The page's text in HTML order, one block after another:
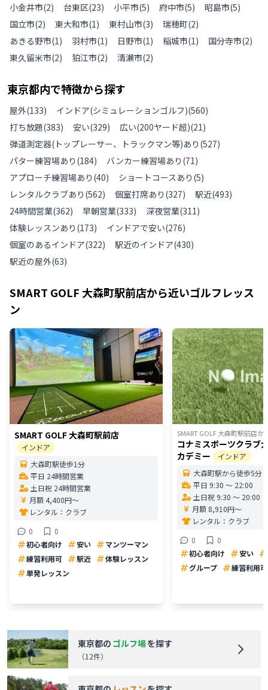
小金井市(2) 台東区(23) 小平市(5) 府中市(5) 昭島市(5)
国立市(2) 東大和市(1) 東村山市(3) 瑞穂町(2)
あきる野市(1) 羽村市(1) 日野市(1) 稲城市(1) 国分寺市(2)
東久留米市(2) 狛江市(2) 清瀬市(2)
東京都内で特徴から探す
屋外(133) インドア(シミュレーションゴルフ)(560)
打ち放題(383) 安い(329) 広い(200ヤード超)(21)
弾道測定器(トップレーサー、トラックマン等)あり (527)
パター練習場あり (184) バンカー練習場あり (71)
アプローチ練習場あり (40) ショートコースあり (5)
レンタルクラブあり (562) 個室打席あり (327) 駅近(493)
24時間営業(362) 早朝営業(333) 深夜営業(311)
体験レッスンあり (173) インドアで安い(276)
個室のあるインドア(322) 駅近のインドア(430)
駅近の屋外(63)
SMART GOLF 大森町駅前店から近いゴルフレッス
ン
SMART GOLF 大森町駅前店
インドア
大森町駅徒歩1分
平日 24時間営業
土日祝 24時間営業
月額 4,400円〜
レンタル： クラブ
0
0
初心者向け
安い
マンツーマン
練習利用可
駅近
体験レッスン
単発レッスン
SMART GOLF 大森町駅前店か
コナミスポーツクラブ
カデミー
インドア
大森町駅から徒歩5分
平日 9:30 〜 22:00
土日祝 9:30 〜 20:00
月額 8,910円〜
レンタル： クラブ
0
0
初心者向け
安い
グループ
練習利用可
東京都の ゴルフ場を探す
（12件）